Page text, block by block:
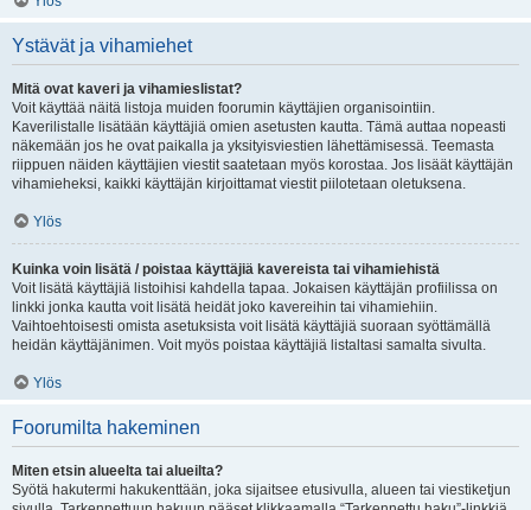
Ystävät ja vihamiehet
Mitä ovat kaveri ja vihamieslistat?
Voit käyttää näitä listoja muiden foorumin käyttäjien organisointiin.
Kaverilistalle lisätään käyttäjiä omien asetusten kautta. Tämä auttaa nopeasti
näkemään jos he ovat paikalla ja yksityisviestien lähettämisessä. Teemasta
riippuen näiden käyttäjien viestit saatetaan myös korostaa. Jos lisäät käyttäjän
vihamieheksi, kaikki käyttäjän kirjoittamat viestit piilotetaan oletuksena.
Ylös
Kuinka voin lisätä / poistaa käyttäjiä kavereista tai vihamiehistä
Voit lisätä käyttäjiä listoihisi kahdella tapaa. Jokaisen käyttäjän profiilissa on
linkki jonka kautta voit lisätä heidät joko kavereihin tai vihamiehiin.
Vaihtoehtoisesti omista asetuksista voit lisätä käyttäjiä suoraan syöttämällä
heidän käyttäjänimen. Voit myös poistaa käyttäjiä listaltasi samalta sivulta.
Ylös
Foorumilta hakeminen
Miten etsin alueelta tai alueilta?
Syötä hakutermi hakukenttään, joka sijaitsee etusivulla, alueen tai viestiketjun